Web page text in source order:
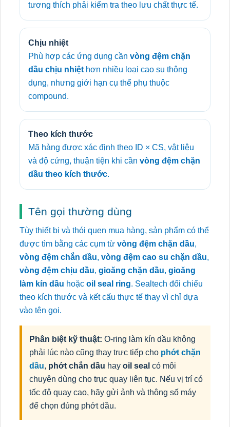
tương thích phải kiểm tra theo lưu chất thực tế.
Chịu nhiệt
Phù hợp các ứng dụng cần vòng đệm chặn
dầu chịu nhiệt hơn nhiều loại cao su thông
dụng, nhưng giới hạn cụ thể phụ thuộc
compound.
Theo kích thước
Mã hàng được xác định theo ID × CS, vật liệu
và độ cứng, thuận tiện khi cần vòng đệm chặn
dầu theo kích thước.
Tên gọi thường dùng
Tùy thiết bị và thói quen mua hàng, sản phẩm có thể
được tìm bằng các cụm từ vòng đệm chặn dầu,
vòng đệm chắn dầu, vòng đệm cao su chặn dầu,
vòng đệm chịu dầu, gioăng chặn dầu, gioăng
làm kín dầu hoặc oil seal ring. Sealtech đối chiếu
theo kích thước và kết cấu thực tế thay vì chỉ dựa
vào tên gọi.
Phân biệt kỹ thuật: O-ring làm kín dầu không
phải lúc nào cũng thay trực tiếp cho phớt chặn
dầu, phớt chắn dầu hay oil seal có môi
chuyên dùng cho trục quay liên tục. Nếu vị trí có
tốc độ quay cao, hãy gửi ảnh và thông số máy
để chọn đúng phớt dầu.